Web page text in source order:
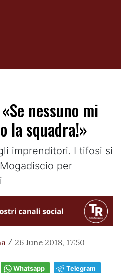
nessuno mi
la squadra!»
imprenditori. I tifosi si
per
/ 26 June 2018, 17:50
Whatsapp Telegram